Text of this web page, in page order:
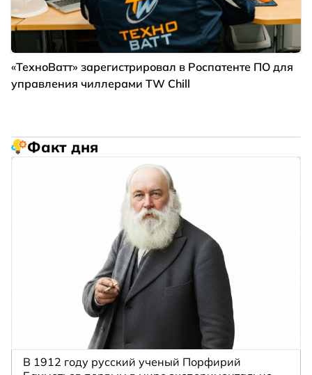
«ТехноВатт» зарегистрировал в Роспатенте ПО для
управления чиллерами TW Chill
Факт дня
В 1912 году русский ученый Порфирий